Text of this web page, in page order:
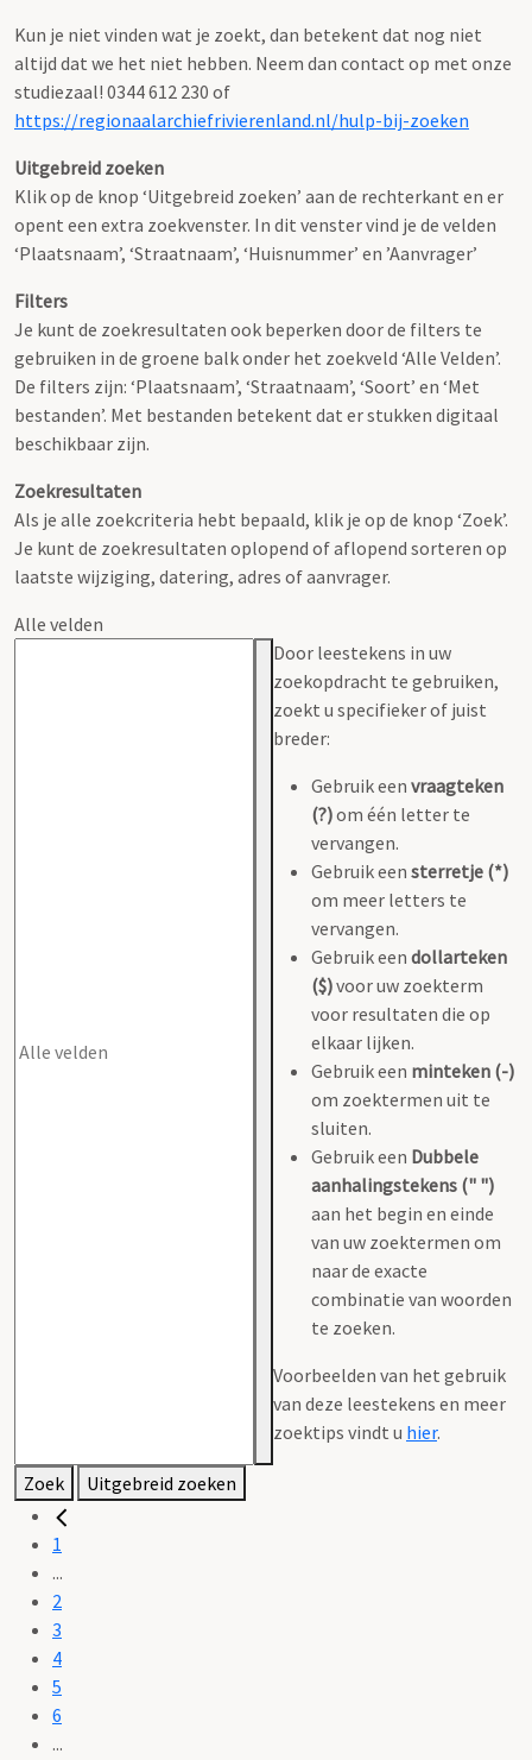
Kun je niet vinden wat je zoekt, dan betekent dat nog niet
altijd dat we het niet hebben. Neem dan contact op met onze
studiezaal! 0344 612 230 of
https://regionaalarchiefrivierenland.nl/hulp-bij-zoeken
Uitgebreid zoeken
Klik op de knop ‘Uitgebreid zoeken’ aan de rechterkant en er
opent een extra zoekvenster. In dit venster vind je de velden
‘Plaatsnaam’, ‘Straatnaam’, ‘Huisnummer’ en ’Aanvrager’
Filters
Je kunt de zoekresultaten ook beperken door de filters te
gebruiken in de groene balk onder het zoekveld ‘Alle Velden’.
De filters zijn: ‘Plaatsnaam’, ‘Straatnaam’, ‘Soort’ en ‘Met
bestanden’. Met bestanden betekent dat er stukken digitaal
beschikbaar zijn.
Zoekresultaten
Als je alle zoekcriteria hebt bepaald, klik je op de knop ‘Zoek’.
Je kunt de zoekresultaten oplopend of aflopend sorteren op
laatste wijziging, datering, adres of aanvrager.
Alle velden
Door leestekens in uw
zoekopdracht te gebruiken,
zoekt u specifieker of juist
breder:
Gebruik een vraagteken
(?)om één letter te
vervangen.
Gebruik een sterretje (*)
om meer letters te
vervangen.
Gebruik een dollarteken
($)voor uw zoekterm
voor resultaten die op
elkaar lijken.
Gebruik een minteken (-)
om zoektermen uit te
sluiten.
Gebruik een Dubbele
aanhalingstekens (" ")
aan het begin en einde
van uw zoektermen om
naar de exacte
combinatie van woorden
te zoeken.
Voorbeelden van het gebruik
van deze leestekens en meer
zoektips vindt u hier.
Zoek Uitgebreid zoeken
1
...
2
3
4
5
6
...